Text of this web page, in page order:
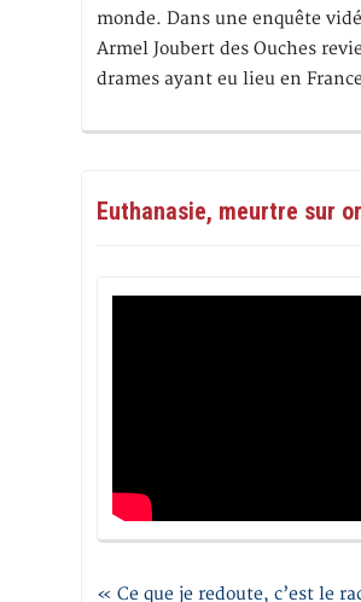
monde. Dans une enquête
Armel Joubert des Ouches
drames ayant eu lieu en
Euthanasie, meurtre sur
« Ce que je redoute, c’est le